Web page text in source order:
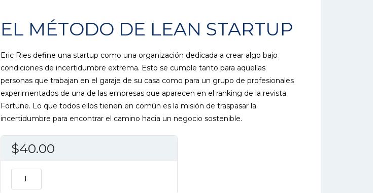
EL MÉTODO DE LEAN STARTUP
Eric Ries define una startup como una organización dedicada a crear algo bajo
condiciones de incertidumbre extrema. Esto se cumple tanto para aquellas
personas que trabajan en el garaje de su casa como para un grupo de profesionales
experimentados de una de las empresas que aparecen en el ranking de la revista
Fortune. Lo que todos ellos tienen en común es la misión de traspasar la
incertidumbre para encontrar el camino hacia un negocio sostenible.
$40.00
MÉTODO